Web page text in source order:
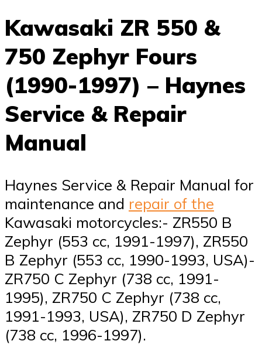
Kawasaki ZR 550 &
750 Zephyr Fours
(1990-1997) – Haynes
Service & Repair
Manual
Haynes Service & Repair Manual for
maintenance and repair of the
Kawasaki motorcycles:- ZR550 B
Zephyr (553 cc, 1991-1997), ZR550
B Zephyr (553 cc, 1990-1993, USA)-
ZR750 C Zephyr (738 cc, 1991-
1995), ZR750 C Zephyr (738 cc,
1991-1993, USA), ZR750 D Zephyr
(738 cc, 1996-1997).